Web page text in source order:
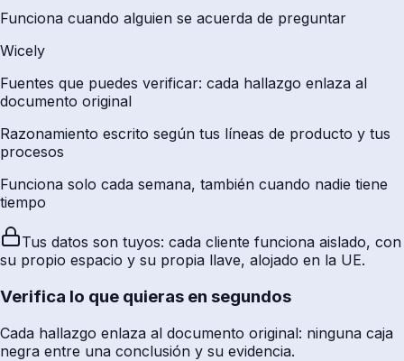
Funciona cuando alguien se acuerda de preguntar
Wicely
Fuentes que puedes verificar: cada hallazgo enlaza al
documento original
Razonamiento escrito según tus líneas de producto y tus
procesos
Funciona solo cada semana, también cuando nadie tiene
tiempo
Tus datos son tuyos: cada cliente funciona aislado, con
su propio espacio y su propia llave, alojado en la UE.
Verifica lo que quieras en segundos
Cada hallazgo enlaza al documento original: ninguna caja
negra entre una conclusión y su evidencia.